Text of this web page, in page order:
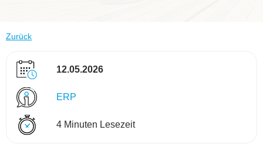
Zurück
12.05.2026
ERP
4 Minuten Lesezeit